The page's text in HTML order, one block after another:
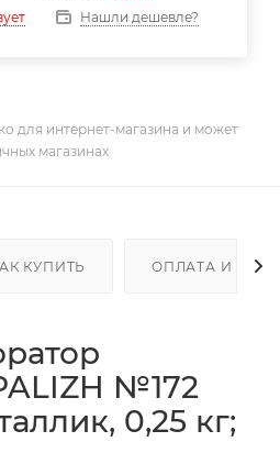
Нашли дешевле?
для интернет-магазина и может
магазинах
КУПИТЬ ОПЛАТА И
№172
0,25 кг;